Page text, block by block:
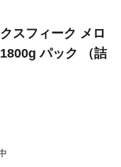
スフィーク メロ
パック （詰